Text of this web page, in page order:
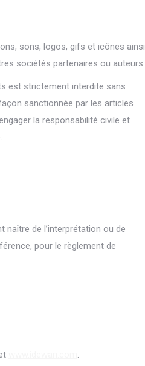
sons, logos, gifs et icônes ainsi
sociétés partenaires ou auteurs.
est strictement interdite sans
sanctionnée par les articles
la responsabilité civile et
de l’interprétation ou de
pour le règlement de
.